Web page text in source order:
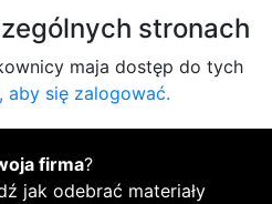
stronach
maja dostęp do tych
aby się zalogować.
firma?
jak odebrać materiały